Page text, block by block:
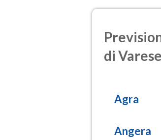
di Varese
Agra
Angera